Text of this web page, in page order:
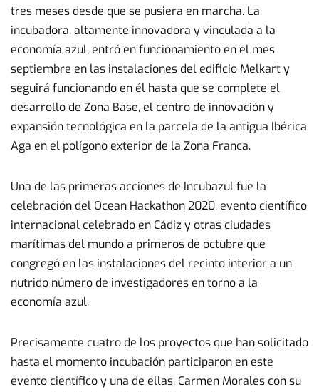
tres meses desde que se pusiera en marcha. La
incubadora, altamente innovadora y vinculada a la
economía azul, entró en funcionamiento en el mes
septiembre en las instalaciones del edificio Melkart y
seguirá funcionando en él hasta que se complete el
desarrollo de Zona Base, el centro de innovación y
expansión tecnológica en la parcela de la antigua Ibérica
Aga en el polígono exterior de la Zona Franca.
Una de las primeras acciones de Incubazul fue la
celebración del Ocean Hackathon 2020, evento científico
internacional celebrado en Cádiz y otras ciudades
marítimas del mundo a primeros de octubre que
congregó en las instalaciones del recinto interior a un
nutrido número de investigadores en torno a la
economía azul.
Precisamente cuatro de los proyectos que han solicitado
hasta el momento incubación participaron en este
evento científico y una de ellas, Carmen Morales con su